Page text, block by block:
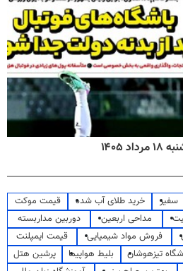
۱۴۰۵
سفیر خرید طلای آب شده
قیمت موکت
مداحی اربعین
دوربین مداربسته
فروش مواد شیمیایی
قیمت ایمپلنت
تیزهوشان بلیط هواپیما
پرشین هتل